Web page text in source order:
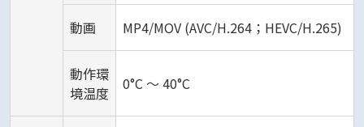
動画 MP4/MOV (AVC/H.264；HEVC/H.265)
動作環
境温度
0°C ～ 40°C